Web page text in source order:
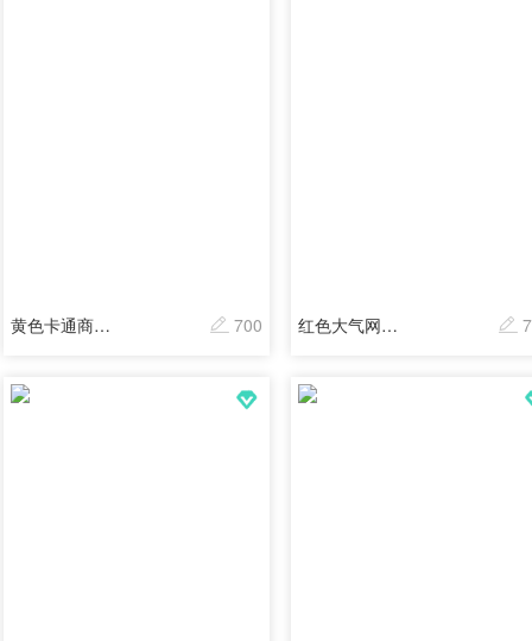
黄色卡通商品订单 700 红色大气网络商品订单